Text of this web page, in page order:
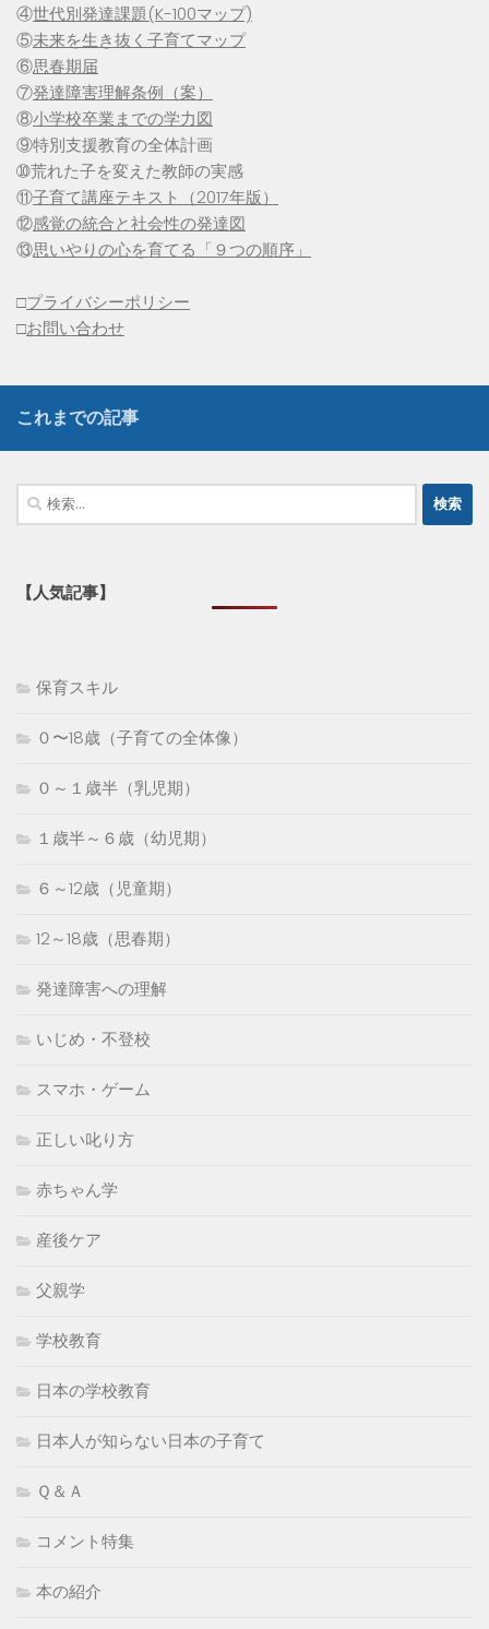
④世代別発達課題(K-100マップ)
⑤未来を生き抜く子育てマップ
⑥思春期届
⑦発達障害理解条例（案）
⑧小学校卒業までの学力図
⑨特別支援教育の全体計画
➉荒れた子を変えた教師の実感
⑪子育て講座テキスト（2017年版）
⑫感覚の統合と社会性の発達図
⑬思いやりの心を育てる「９つの順序」
□プライバシーポリシー
□お問い合わせ
これまでの記事
検
索:
【人気記事】
保育スキル
０〜18歳（子育ての全体像）
０～１歳半（乳児期）
１歳半～６歳（幼児期）
６～12歳（児童期）
12～18歳（思春期）
発達障害への理解
いじめ・不登校
スマホ・ゲーム
正しい叱り方
赤ちゃん学
産後ケア
父親学
学校教育
日本の学校教育
日本人が知らない日本の子育て
Ｑ＆Ａ
コメント特集
本の紹介